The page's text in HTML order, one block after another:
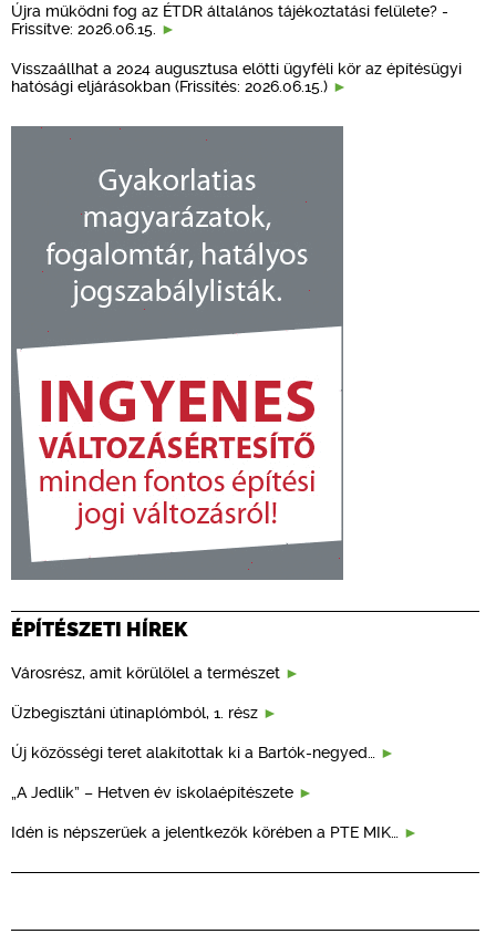
Újra működni fog az ÉTDR általános tájékoztatási felülete? -
Frissítve: 2026.06.15.
Visszaállhat a 2024 augusztusa előtti ügyféli kör az építésügyi
hatósági eljárásokban (Frissítés: 2026.06.15.)
ÉPÍTÉSZETI HÍREK
Városrész, amit körülölel a természet
Üzbegisztáni útinaplómból, 1. rész
Új közösségi teret alakítottak ki a Bartók-negyed…
„A Jedlik” – Hetven év iskolaépítészete
Idén is népszerűek a jelentkezők körében a PTE MIK…